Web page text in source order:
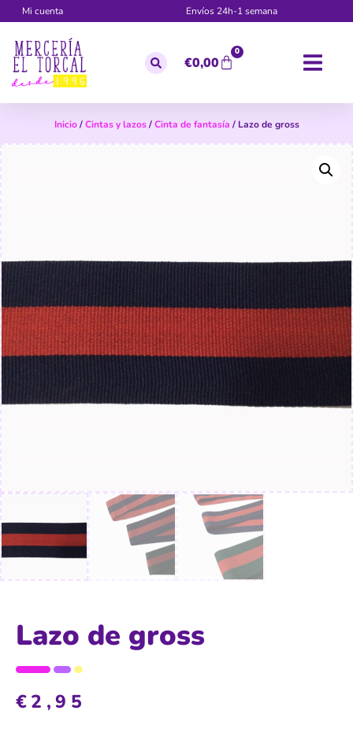
Mi cuenta Envíos 24h-1 semana
€0,00
0
Inicio/Cintas y lazos/Cinta de fantasía / Lazo de gross
Lazo de gross
€2,95